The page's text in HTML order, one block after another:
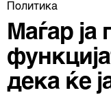
Политика
Маѓар ја
дека ќе